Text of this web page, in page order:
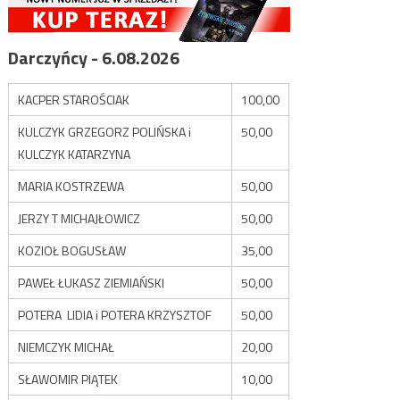
Darczyńcy - 6.08.2026
KACPER STAROŚCIAK
100,00
KULCZYK GRZEGORZ POLIŃSKA i
KULCZYK KATARZYNA
50,00
MARIA KOSTRZEWA
50,00
JERZY T MICHAJŁOWICZ
50,00
KOZIOŁ BOGUSŁAW
35,00
PAWEŁ ŁUKASZ ZIEMIAŃSKI
50,00
POTERA LIDIA i POTERA KRZYSZTOF
50,00
NIEMCZYK MICHAŁ
20,00
SŁAWOMIR PIĄTEK
10,00